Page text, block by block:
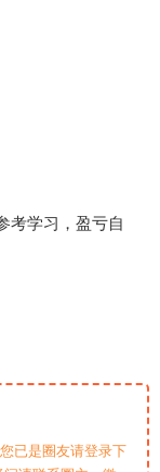
考学习，盈亏自
已是圈友请登录下